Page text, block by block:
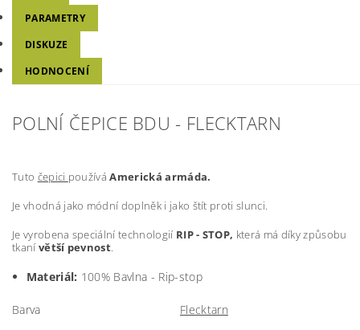
PARAMETRY
DISKUZE
HODNOCENÍ
POLNÍ ČEPICE BDU - FLECKTARN
Tuto čepici používáAmerická armáda.
Je vhodná jako módní doplněk i jako štít proti slunci.
Je vyrobena speciální technologií RIP - STOP, která má díky způsobu
tkaní větší pevnost
Materiál: 100% Bavlna - Rip-stop
Barva Flecktarn